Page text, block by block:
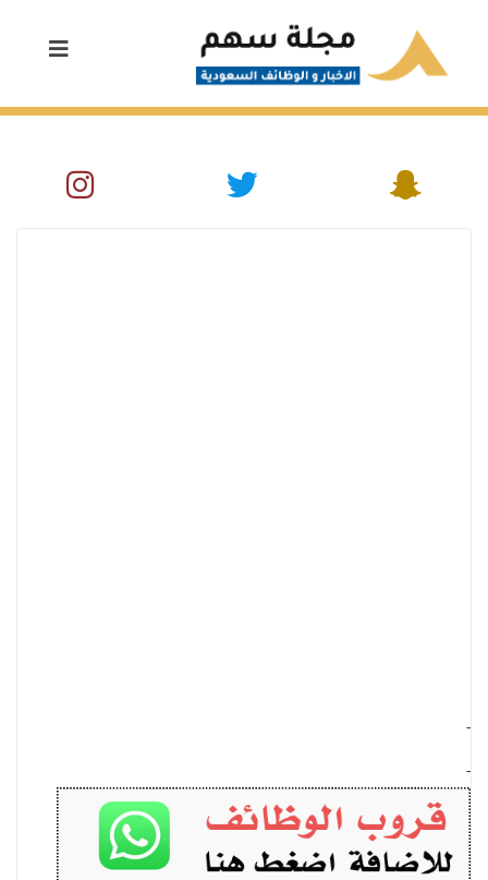
-
-